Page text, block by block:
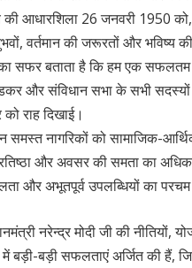
की आधारशिला 26 जनवरी 1950
वर्तमान की जरूरतों और भविष्य
का सफर बताता है कि हम एक
और संविधान सभा के सभी सदस्यों
राह दिखाई।
समस्त नागरिकों को सामाजिक-
और अवसर की समता का
और अभूतपूर्व उपलब्धियों का परचम
नरेन्द्र मोदी जी की
में बड़ी-बड़ी सफलताएं अर्जित की